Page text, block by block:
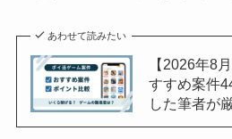
あわせて読みたい
【2026年8
すすめ案件
した筆者が